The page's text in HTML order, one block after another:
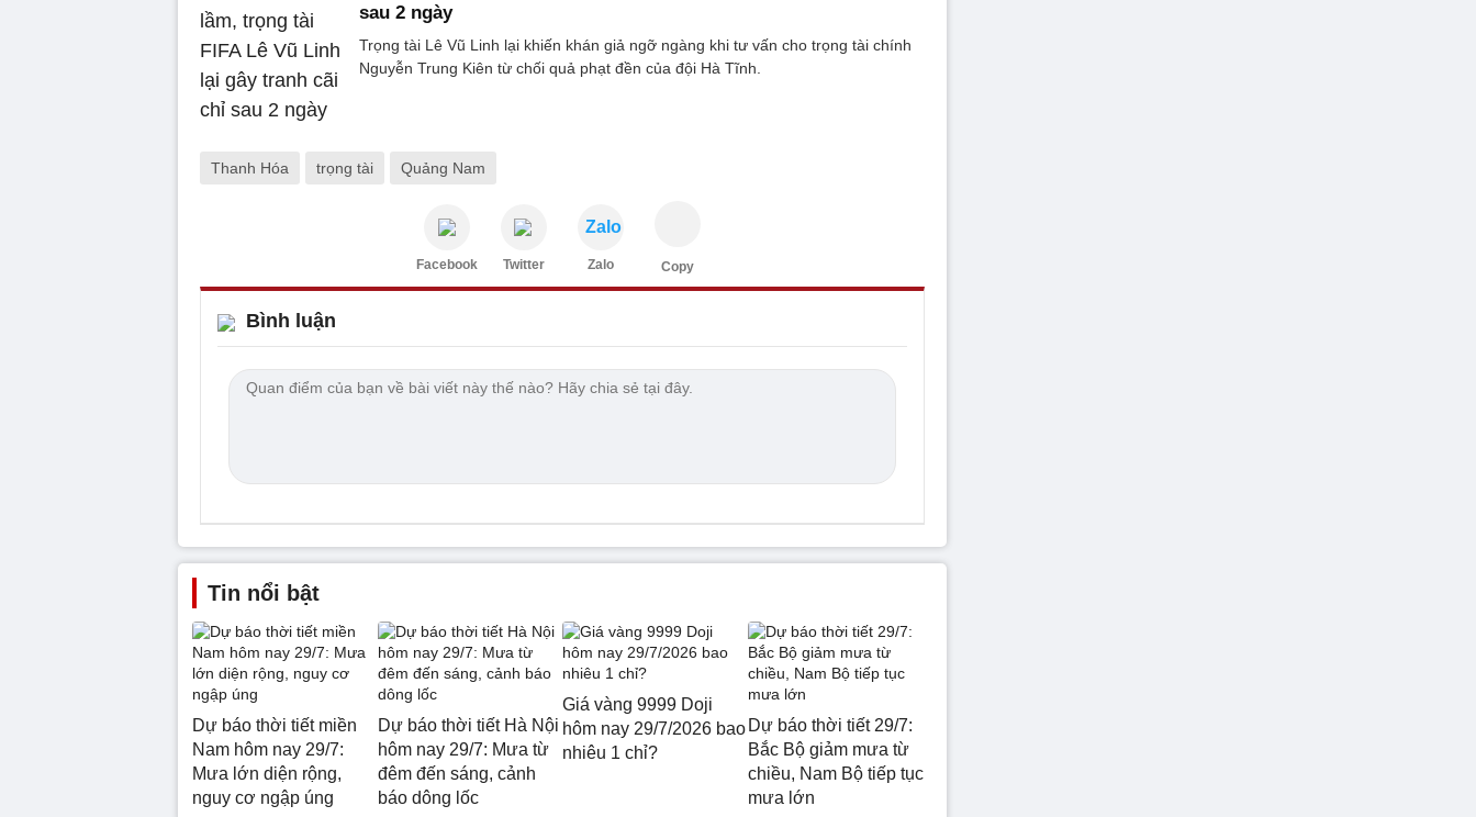
sau 2 ngày
Trọng tài Lê Vũ Linh lại khiến khán giả ngỡ ngàng khi tư vấn cho trọng tài chính
Nguyễn Trung Kiên từ chối quả phạt đền của đội Hà Tĩnh.
Thanh Hóa trọng tài Quảng Nam
Facebook Twitter
Zalo
Zalo Copy
Bình luận
Tin nổi bật
Dự báo thời tiết miền
Nam hôm nay 29/7:
Mưa lớn diện rộng,
nguy cơ ngập úng
Dự báo thời tiết Hà Nội
hôm nay 29/7: Mưa từ
đêm đến sáng, cảnh
báo dông lốc
Giá vàng 9999 Doji
hôm nay 29/7/2026 bao
nhiêu 1 chỉ?
Dự báo thời tiết 29/7:
Bắc Bộ giảm mưa từ
chiều, Nam Bộ tiếp tục
mưa lớn